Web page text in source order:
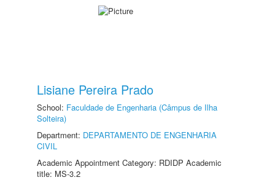
Lisiane Pereira Prado
School: Faculdade de Engenharia (Câmpus de Ilha
Solteira)
Department: DEPARTAMENTO DE ENGENHARIA
CIVIL
Academic Appointment Category: RDIDP Academic
title: MS-3.2